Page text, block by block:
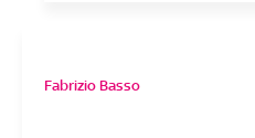
Fabrizio Basso